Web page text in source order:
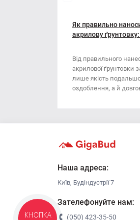
Наждачний папір
Стрічка
Викрутка
Губки для
Кліщі
Ключі
Лопата
Як правильно
акрилову
Від правильного
акрилової ґрунтовки
лише якість
оздоблення, а й
Наша адреса:
Київ, Будіндустрії 7
Зателефонуйте нам:
(050) 423-35-50
КНОПКА